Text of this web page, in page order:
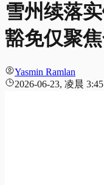
雪州续落
豁免仅聚
Yasmin Ramlan
2026-06-23, 凌晨 3:45